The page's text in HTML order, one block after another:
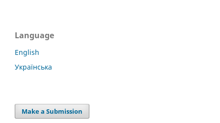
Language
English
Українська
Make a Submission